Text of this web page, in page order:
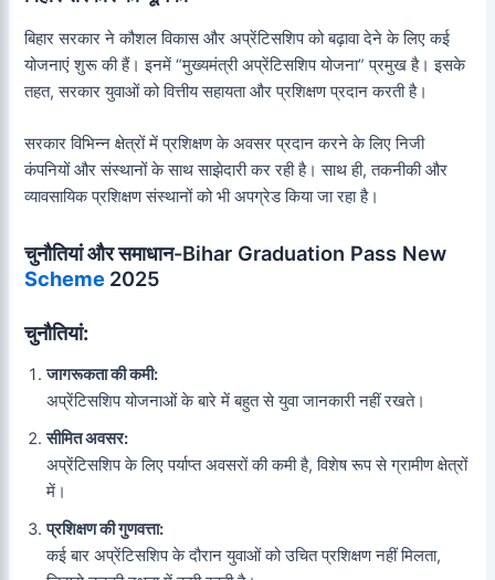
बिहार सरकार ने कौशल विकास और अप्रेंटिसशिप को बढ़ावा देने के लिए कई
योजनाएं शुरू की हैं। इनमें “मुख्यमंत्री अप्रेंटिसशिप योजना” प्रमुख है। इसके
तहत, सरकार युवाओं को वित्तीय सहायता और प्रशिक्षण प्रदान करती है।
सरकार विभिन्न क्षेत्रों में प्रशिक्षण के अवसर प्रदान करने के लिए निजी
कंपनियों और संस्थानों के साथ साझेदारी कर रही है। साथ ही, तकनीकी और
व्यावसायिक प्रशिक्षण संस्थानों को भी अपग्रेड किया जा रहा है।
चुनौतियां और समाधान-Bihar Graduation Pass New
Scheme 2025
चुनौतियां:
जागरूकता की कमी:
अप्रेंटिसशिप योजनाओं के बारे में बहुत से युवा जानकारी नहीं रखते।
सीमित अवसर:
अप्रेंटिसशिप के लिए पर्याप्त अवसरों की कमी है, विशेष रूप से ग्रामीण क्षेत्रों
में।
प्रशिक्षण की गुणवत्ता:
कई बार अप्रेंटिसशिप के दौरान युवाओं को उचित प्रशिक्षण नहीं मिलता,